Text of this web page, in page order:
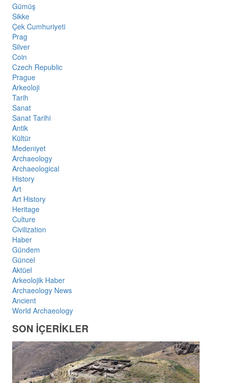
Gümüş
Sikke
Çek Cumhuriyeti
Prag
Silver
Coin
Czech Republic
Prague
Arkeoloji
Tarih
Sanat
Sanat Tarihi
Antik
Kültür
Medeniyet
Archaeology
Archaeological
History
Art
Art History
Heritage
Culture
Civilization
Haber
Gündem
Güncel
Aktüel
Arkeolojik Haber
Archaeology News
Ancient
World Archaeology
SON İÇERİKLER